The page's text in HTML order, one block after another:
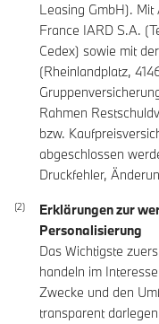
Leasing GmbH).
France IARD S.A.
Cedex) sowie mit
(Rheinlandplatz,
Rahmen
bzw.
abgeschlossen
Druckfehler,
Erklärungen zur
Personalisierung
Das Wichtigste
handeln im
Zwecke und den
transparent